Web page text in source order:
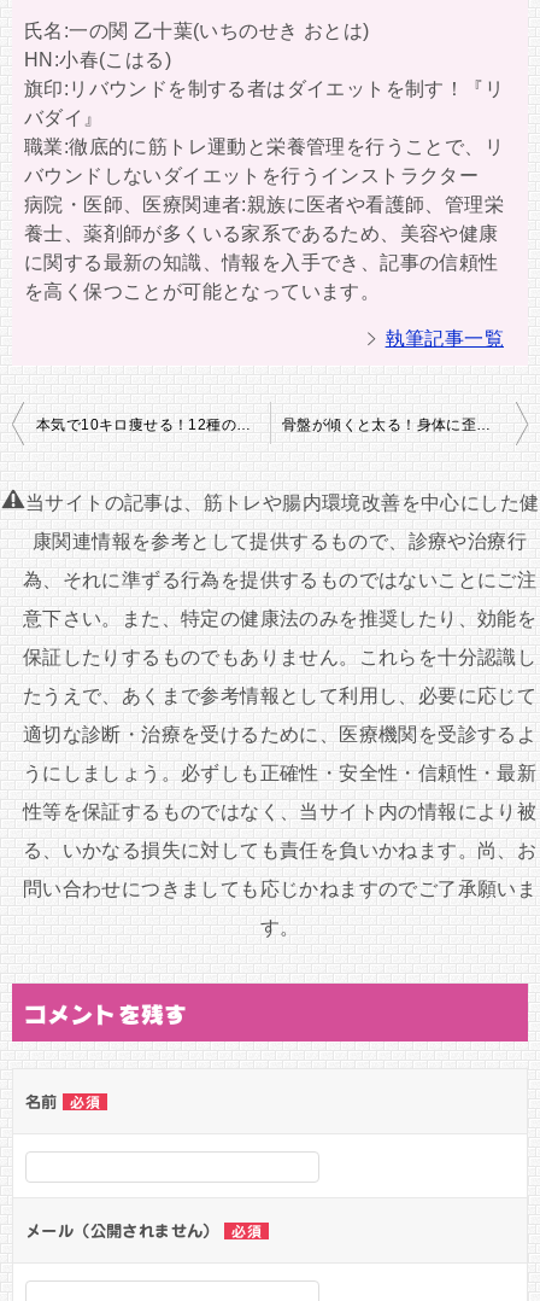
氏名:一の関 乙十葉(いちのせき おとは)
HN:小春(こはる)
旗印:リバウンドを制する者はダイエットを制す！『リ
バダイ』
職業:徹底的に筋トレ運動と栄養管理を行うことで、リ
バウンドしないダイエットを行うインストラクター
病院・医師、医療関連者:親族に医者や看護師、管理栄
養士、薬剤師が多くいる家系であるため、美容や健康
に関する最新の知識、情報を入手でき、記事の信頼性
を高く保つことが可能となっています。
執筆記事一覧
投
ナ
ゲ
ー
シ
ョ
ン
当サイトの記事は、筋トレや腸内環境改善を中心にした健
康関連情報を参考として提供するもので、診療や治療行
為、それに準ずる行為を提供するものではないことにご注
意下さい。また、特定の健康法のみを推奨したり、効能を
保証したりするものでもありません。これらを十分認識し
たうえで、あくまで参考情報として利用し、必要に応じて
適切な診断・治療を受けるために、医療機関を受診するよ
うにしましょう。必ずしも正確性・安全性・信頼性・最新
性等を保証するものではなく、当サイト内の情報により被
る、いかなる損失に対しても責任を負いかねます。尚、お
問い合わせにつきましても応じかねますのでご了承願いま
す。
コメントを残す
名前 必須
メール（公開されません） 必須